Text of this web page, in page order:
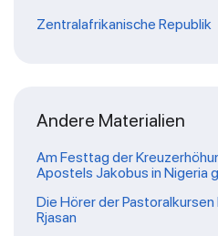
Zentralafrikanische Republik
Andere Materialien
Am Festtag der
Apostels Jakobus in Nigeria
Die Hörer der
Rjasan